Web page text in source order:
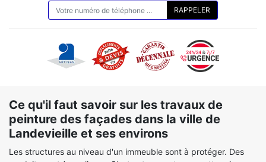
Ce qu'il faut savoir sur les travaux de
peinture des façades dans la ville de
Landevieille et ses environs
Les structures au niveau d'un immeuble sont à protéger. Des